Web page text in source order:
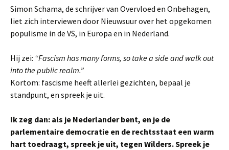
Simon Schama, de schrijver van Overvloed en Onbehagen,
liet zich interviewen door Nieuwsuur over het opgekomen
populisme in de VS, in Europa en in Nederland.
Hij zei: “Fascism has many forms, so take a side and walk out
into the public realm.”
Kortom: fascisme heeft allerlei gezichten, bepaal je
standpunt, en spreek je uit.
Ik zeg dan: als je Nederlander bent, en je de
parlementaire democratie en de rechtsstaat een warm
hart toedraagt, spreek je uit, tegen Wilders. Spreek je